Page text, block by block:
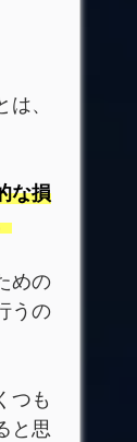
、
な損
めの
うの
つも
と思